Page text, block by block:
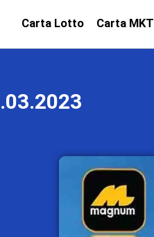
Carta Lotto Carta MKT